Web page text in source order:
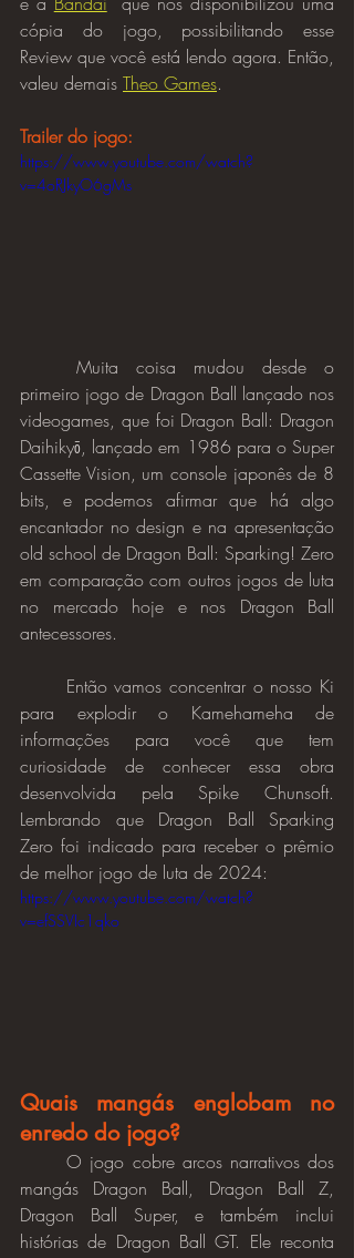
cópia do jogo, possibilitando esse
Review que você está lendo agora. Então,
valeu demais Theo Games.
Trailer do jogo:
https://www.youtube.com/watch?
v=4oRJkyO6gMs
primeiro jogo de Dragon Ball lançado nos
videogames, que foi Dragon Ball: Dragon
Daihikyō, lançado em 1986 para o Super
Cassette Vision, um console japonês de 8
bits, e podemos afirmar que há algo
encantador no design e na apresentação
old school de Dragon Ball: Sparking! Zero
em comparação com outros jogos de luta
no mercado hoje e nos Dragon Ball
antecessores.
para explodir o Kamehameha de
informações para você que tem
curiosidade de conhecer essa obra
desenvolvida pela Spike Chunsoft.
Lembrando que Dragon Ball Sparking
Zero foi indicado para receber o prêmio
de melhor jogo de luta de 2024:
https://www.youtube.com/watch?
v=efSSVIc1qko
Quais mangás englobam no
enredo do jogo?
	O jogo cobre arcos narrativos dos
mangás Dragon Ball, Dragon Ball Z,
Dragon Ball Super, e também inclui
histórias de Dragon Ball GT. Ele reconta